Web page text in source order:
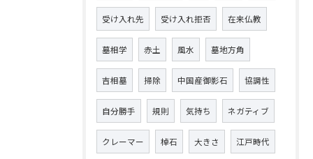
受け入れ先 受け入れ拒否 在来仏教
墓相学 赤土 風水 墓地方角
吉相墓 掃除 中国産御影石 協調性
自分勝手 規則 気持ち ネガティブ
クレーマー 棹石 大きさ 江戸時代